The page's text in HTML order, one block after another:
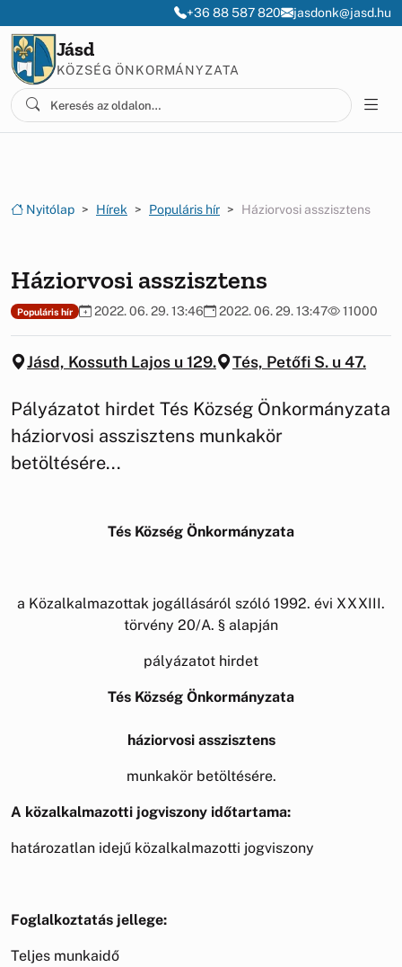
+36 88 587 820 jasdonk@jasd.hu
Jásd
KÖZSÉG ÖNKORMÁNYZATA
Nyitólap Hírek Populáris hír Háziorvosi asszisztens
Háziorvosi asszisztens
Populáris hír 2022. 06. 29. 13:46 2022. 06. 29. 13:47 11000
Jásd, Kossuth Lajos u 129. Tés, Petőfi S. u 47.
Pályázatot hirdet Tés Község Önkormányzata
háziorvosi asszisztens munkakör
betöltésére...
Tés Község Önkormányzata
a Közalkalmazottak jogállásáról szóló 1992. évi XXXIII.
törvény 20/A. § alapján
pályázatot hirdet
Tés Község Önkormányzata
háziorvosi asszisztens
munkakör betöltésére.
A közalkalmazotti jogviszony időtartama:
határozatlan idejű közalkalmazotti jogviszony
Foglalkoztatás jellege:
Teljes munkaidő